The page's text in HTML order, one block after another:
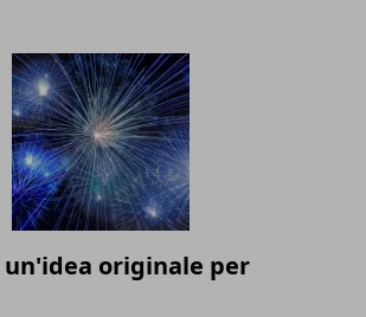
un'idea originale per